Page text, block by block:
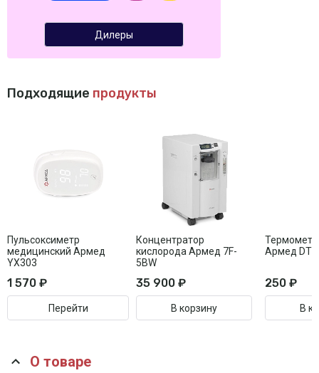
Дилеры
Подходящие продукты
Пульсоксиметр
медицинский Армед
YX303
1 570 ₽
Перейти
Концентратор
кислорода Армед 7F-
5BW
35 900 ₽
В корзину
Армед
250 ₽
В
О товаре